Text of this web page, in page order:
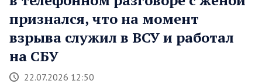
признался, что на момент
взрыва служил в ВСУ и работал
на СБУ
22.07.2026 12:50